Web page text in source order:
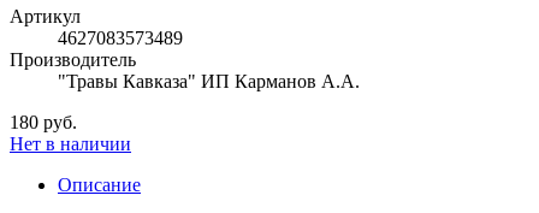
Артикул
4627083573489
Производитель
"Травы Кавказа" ИП Карманов А.А.
180 руб.
Нет в наличии
Описание